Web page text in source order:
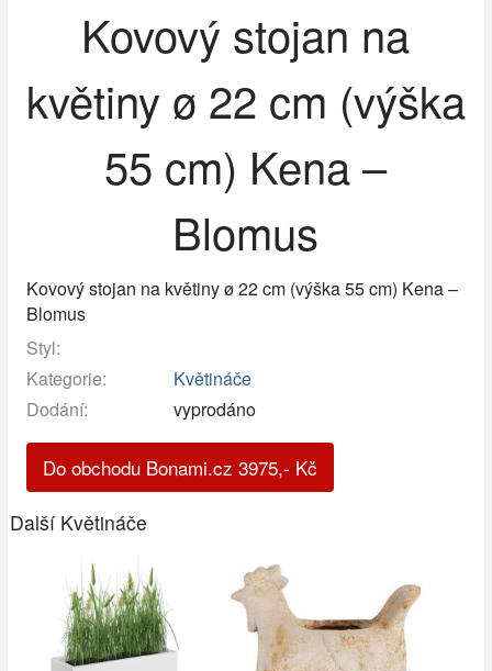
Kovový stojan na
květiny ø 22 cm (výška
55 cm) Kena –
Blomus
Kovový stojan na květiny ø 22 cm (výška 55 cm) Kena –
Blomus
Styl:
Kategorie:
Květináče
Dodání:
vyprodáno
Do obchodu Bonami.cz 3975,- Kč
Další Květináče